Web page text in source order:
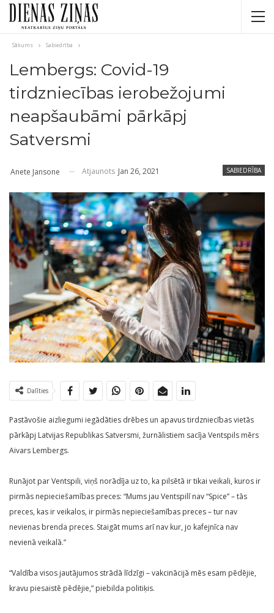
Sākums Sabiedrība
Lembergs: Covid-19
tirdzniecības ierobežojumi
neapšaubāmi pārkāpj
Satversmi
SABIEDRĪBA
Anete Jansone Atjaunots Jan 26, 2021
Dalīties
Pastāvošie aizliegumi iegādāties drēbes un apavus tirdzniecības vietās
pārkāpj Latvijas Republikas Satversmi, žurnālistiem sacīja Ventspils mērs
Aivars Lembergs.
Runājot par Ventspili, viņš norādīja uz to, ka pilsētā ir tikai veikali, kuros ir
pirmās nepieciešamības preces: “Mums jau Ventspilī nav “Spice” – tās
preces, kas ir veikalos, ir pirmās nepieciešamības preces – tur nav
nevienas brenda preces. Staigāt mums arī nav kur, jo kafejnīca nav
nevienā veikalā.”
“Valdība visos jautājumos strādā līdzīgi – vakcinācijā mēs esam pēdējie,
kravu piesaistē pēdējie,” piebilda politiķis.